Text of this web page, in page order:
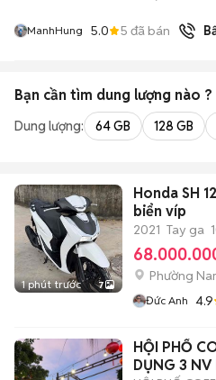
ManhHung 5.0 5 đã bán
Bạn cần tìm dung lượng nào ?
Dung lượng: 64 GB 128 GB
1 phút trước 7
Honda SH
biển víp
2021 Tay ga
Phường
Đức Anh 4.9
HỘI PHỐ
DỤNG 3 NV